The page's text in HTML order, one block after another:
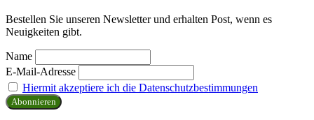
Bestellen Sie unseren Newsletter und erhalten Post, wenn es
Neuigkeiten gibt.
Name
E-Mail-Adresse
Hiermit akzeptiere ich die Datenschutzbestimmungen